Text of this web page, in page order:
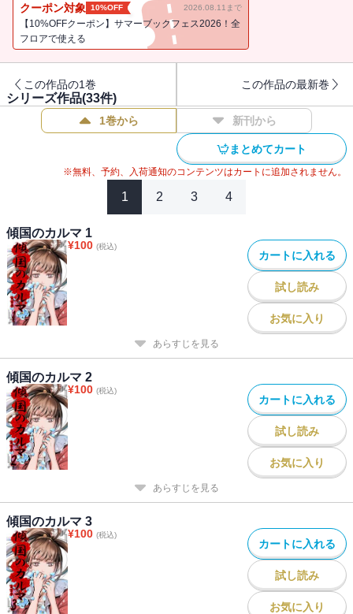
クーポン対象 10%OFF 2026.08.11まで
【10%OFFクーポン】サマーブックフェス2026！全
フロアで使える
この作品の1巻 この作品の最新巻
シリーズ作品(33件)
1巻から 新刊から
まとめてカート
※無料、予約、入荷通知のコンテンツはカートに追加されません。
1 2 3 4
傾国のカルマ 1
¥100 (税込)
カートに入れる
試し読み
お気に入り
あらすじを見る
傾国のカルマ 2
¥100 (税込)
カートに入れる
試し読み
お気に入り
あらすじを見る
傾国のカルマ 3
¥100 (税込)
カートに入れる
試し読み
お気に入り